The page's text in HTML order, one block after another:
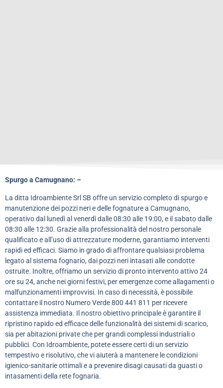
Spurgo a Camugnano: –
La ditta Idroambiente Srl SB offre un servizio completo di spurgo e
manutenzione dei pozzi neri e delle fognature a Camugnano,
operativo dal lunedì al venerdì dalle 08:30 alle 19:00, e il sabato dalle
08:30 alle 12:30. Grazie alla professionalità del nostro personale
qualificato e all’uso di attrezzature moderne, garantiamo interventi
rapidi ed efficaci. Siamo in grado di affrontare qualsiasi problema
legato al sistema fognario, dai pozzi neri intasati alle condotte
ostruite. Inoltre, offriamo un servizio di pronto intervento attivo 24
ore su 24, anche nei giorni festivi, per emergenze come allagamenti o
malfunzionamenti improvvisi. In caso di necessità, è possibile
contattare il nostro Numero Verde 800 441 811 per ricevere
assistenza immediata. Il nostro obiettivo principale è garantire il
ripristino rapido ed efficace delle funzionalità dei sistemi di scarico,
sia per abitazioni private che per grandi complessi industriali o
pubblici. Con Idroambiente, potete essere certi di un servizio
tempestivo e risolutivo, che vi aiuterà a mantenere le condizioni
igienico-sanitarie ottimali e a prevenire disagi causati da guasti o
intasamenti della rete fognaria.